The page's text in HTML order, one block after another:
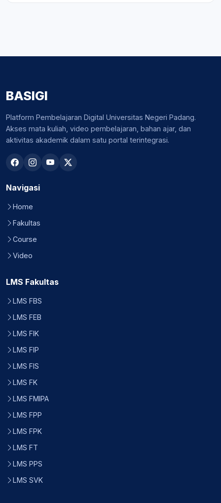
BASIGI
Platform Pembelajaran Digital Universitas Negeri Padang.
Akses mata kuliah, video pembelajaran, bahan ajar, dan
aktivitas akademik dalam satu portal terintegrasi.
Navigasi
Home
Fakultas
Course
Video
LMS Fakultas
LMS FBS
LMS FEB
LMS FIK
LMS FIP
LMS FIS
LMS FK
LMS FMIPA
LMS FPP
LMS FPK
LMS FT
LMS PPS
LMS SVK